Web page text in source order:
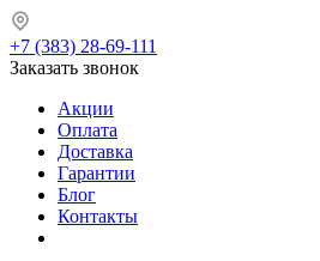
+7 (383) 28-69-111
Заказать звонок
Акции
Оплата
Доставка
Гарантии
Блог
Контакты